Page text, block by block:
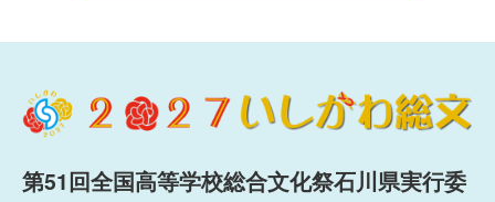
第51回全国高等学校総合文化祭石川県実行委